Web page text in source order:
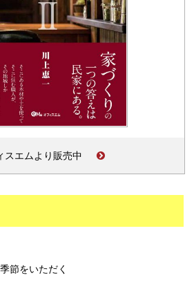
スエムより販売中
季節をいただく